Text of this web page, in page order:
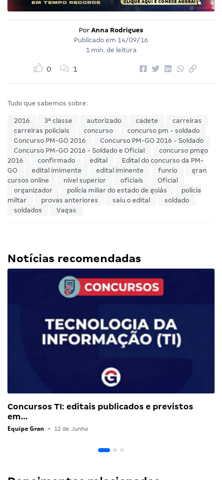
Por Anna Rodrigues
Publicado em 14/09/16
1 min. de leitura
0 1
Tudo que sabemos sobre:
2016 3ª classe autorizado cadete
carreiras
carreiras policiais
concurso
concurso pm - soldado
Concurso PM-GO 2016
Concurso PM-GO 2016 - Soldado
Concurso PM-GO 2016 - Soldado e Oficial
concurso pmgo
2016
confirmado edital
Edital do concurso da PM-
GO
edital imimente edital iminente funrio
gran
cursos online
nível superior oficiais
Oficial
organizador
polícia miliar do estado de goiás
polícia
miltar
provas anteriores saiu o edital
soldado
soldados
Vagas
Notícias recomendadas
Concursos TI: editais publicados e previstos
em…
Equipe Gran • 12 de Junho